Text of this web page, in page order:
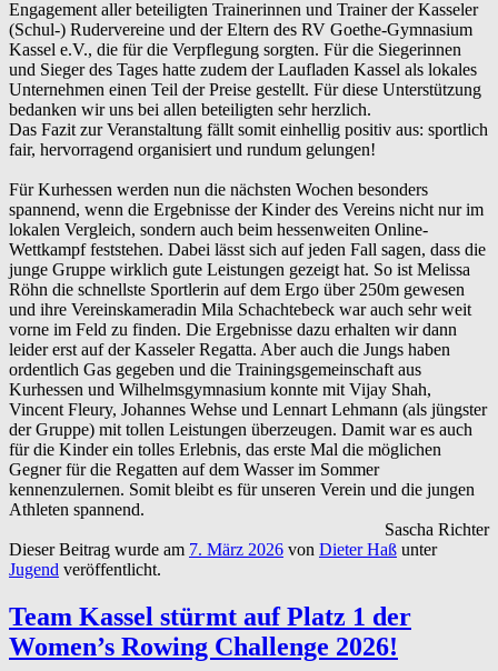
Engagement aller beteiligten Trainerinnen und Trainer der Kasseler
(Schul-) Rudervereine und der Eltern des RV Goethe-Gymnasium
Kassel e.V., die für die Verpflegung sorgten. Für die Siegerinnen
und Sieger des Tages hatte zudem der Laufladen Kassel als lokales
Unternehmen einen Teil der Preise gestellt. Für diese Unterstützung
bedanken wir uns bei allen beteiligten sehr herzlich.
Das Fazit zur Veranstaltung fällt somit einhellig positiv aus: sportlich
fair, hervorragend organisiert und rundum gelungen!
Für Kurhessen werden nun die nächsten Wochen besonders
spannend, wenn die Ergebnisse der Kinder des Vereins nicht nur im
lokalen Vergleich, sondern auch beim hessenweiten Online-
Wettkampf feststehen. Dabei lässt sich auf jeden Fall sagen, dass die
junge Gruppe wirklich gute Leistungen gezeigt hat. So ist Melissa
Röhn die schnellste Sportlerin auf dem Ergo über 250m gewesen
und ihre Vereinskameradin Mila Schachtebeck war auch sehr weit
vorne im Feld zu finden. Die Ergebnisse dazu erhalten wir dann
leider erst auf der Kasseler Regatta. Aber auch die Jungs haben
ordentlich Gas gegeben und die Trainingsgemeinschaft aus
Kurhessen und Wilhelmsgymnasium konnte mit Vijay Shah,
Vincent Fleury, Johannes Wehse und Lennart Lehmann (als jüngster
der Gruppe) mit tollen Leistungen überzeugen. Damit war es auch
für die Kinder ein tolles Erlebnis, das erste Mal die möglichen
Gegner für die Regatten auf dem Wasser im Sommer
kennenzulernen. Somit bleibt es für unseren Verein und die jungen
Athleten spannend.
Sascha Richter
Dieser Beitrag wurde am 7. März 2026 von Dieter Haß unter
Jugend veröffentlicht.
Team Kassel stürmt auf Platz 1 der
Women’s Rowing Challenge 2026!